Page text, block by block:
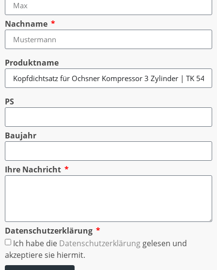
Nachname
Produktname
PS
Baujahr
Ihre Nachricht
Datenschutzerklärung
Ich habe die Datenschutzerklärung gelesen und
akzeptiere sie hiermit.